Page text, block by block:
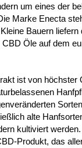
um eines der
Marke Enecta
Bauern
Öle auf dem
ist von höchster
alte
kultiviert
Produkt, das